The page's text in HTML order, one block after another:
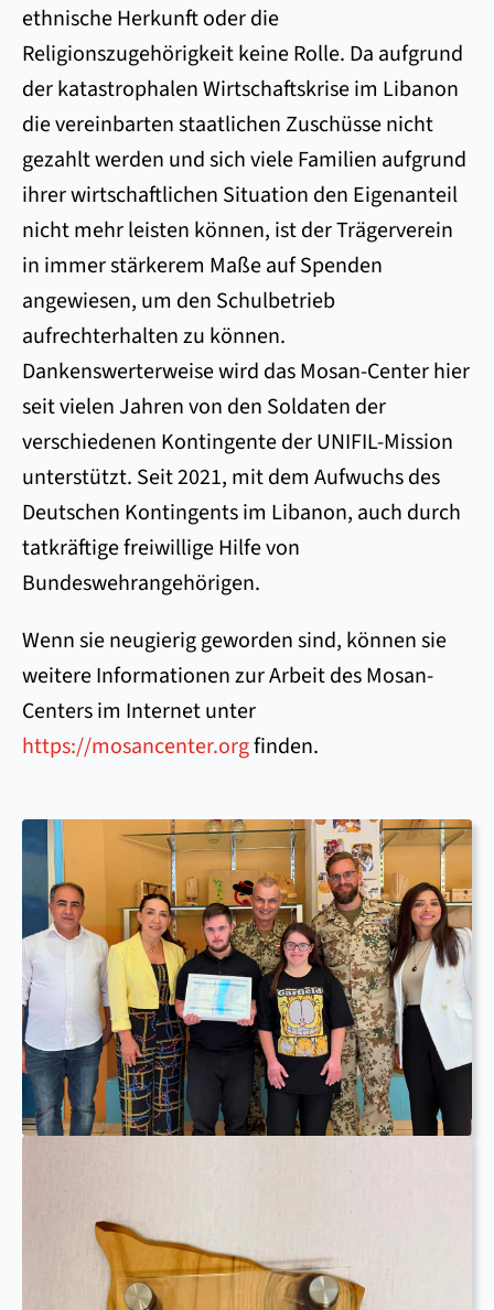
ethnische Herkunft oder die
Religionszugehörigkeit keine Rolle. Da aufgrund
der katastrophalen Wirtschaftskrise im Libanon
die vereinbarten staatlichen Zuschüsse nicht
gezahlt werden und sich viele Familien aufgrund
ihrer wirtschaftlichen Situation den Eigenanteil
nicht mehr leisten können, ist der Trägerverein
in immer stärkerem Maße auf Spenden
angewiesen, um den Schulbetrieb
aufrechterhalten zu können.
Dankenswerterweise wird das Mosan-Center hier
seit vielen Jahren von den Soldaten der
verschiedenen Kontingente der UNIFIL-Mission
unterstützt. Seit 2021, mit dem Aufwuchs des
Deutschen Kontingents im Libanon, auch durch
tatkräftige freiwillige Hilfe von
Bundeswehrangehörigen.
Wenn sie neugierig geworden sind, können sie
weitere Informationen zur Arbeit des Mosan-
Centers im Internet unter
https://mosancenter.orgfinden.